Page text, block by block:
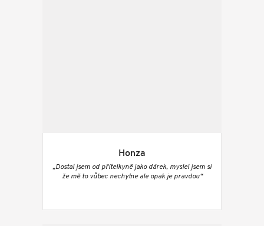
Honza
„Dostal jsem od přítelkyně jako dárek, myslel jsem si
že mě to vůbec nechytne ale opak je pravdou“